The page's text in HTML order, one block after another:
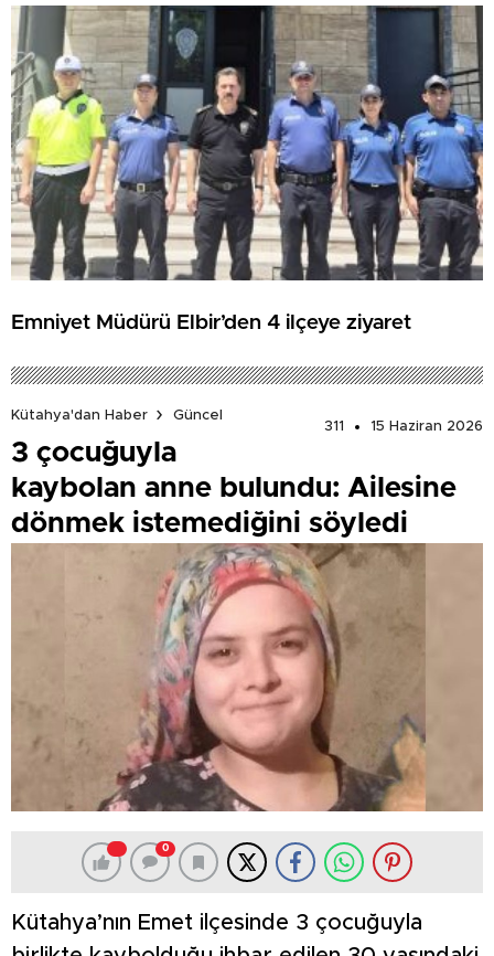
Emniyet Müdürü Elbir’den 4 ilçeye ziyaret
Kütahya'dan Haber
Güncel
311
15 Haziran 2026
3 çocuğuyla
kaybolan anne bulundu: Ailesine
dönmek istemediğini söyledi
0
Kütahya’nın Emet ilçesinde 3 çocuğuyla